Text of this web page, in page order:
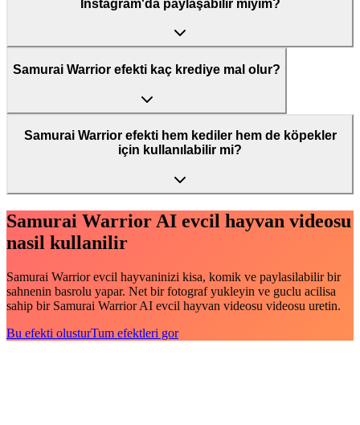
Instagram'da paylaşabilir miyim?
Samurai Warrior efekti kaç krediye mal olur?
Samurai Warrior efekti hem kediler hem de köpekler
için kullanılabilir mi?
Samurai Warrior AI evcil hayvan videosu
nasil kullanilir
Samurai Warrior evcil hayvaninizi kisa, komik ve paylasilabilir bir
sahnenin basrolu yapar. Net bir fotograf yukleyin ve guclu acilisa
sahip bir Samurai Warrior AI evcil hayvan videosu videosu uretin.
Bu efekti olusturTum efektleri gor